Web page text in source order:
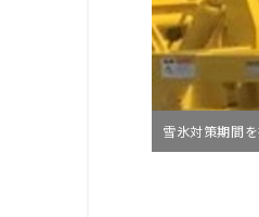
雪氷対策期間を